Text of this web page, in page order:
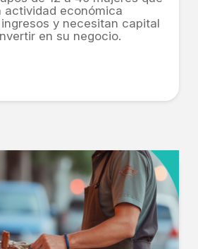
actividad económica
y necesitan capital
en su negocio.